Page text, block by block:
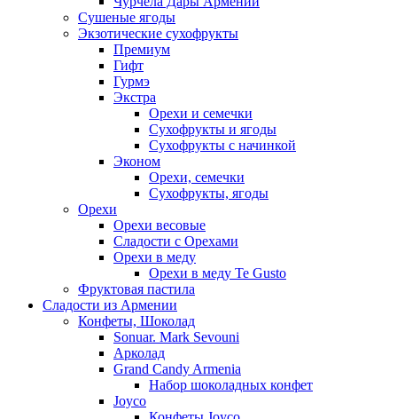
Сушеные ягоды
Экзотические сухофрукты
Премиум
Гифт
Гурмэ
Экстра
Орехи и семечки
Сухофрукты и ягоды
Сухофрукты с начинкой
Эконом
Орехи, семечки
Сухофрукты, ягоды
Орехи
Орехи весовые
Сладости с Орехами
Орехи в меду
Орехи в меду Te Gusto
Фруктовая пастила
Сладости из Армении
Конфеты, Шоколад
Sonuar. Mark Sevouni
Арколад
Grand Candy Armenia
Набор шоколадных конфет
Joyco